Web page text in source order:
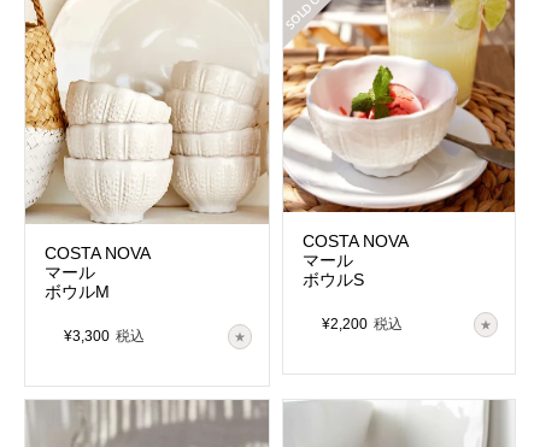
COSTA NOVA
マール
ボウルM
¥3,300 税込
COSTA NOVA
マール
ボウルS
¥2,200 税込